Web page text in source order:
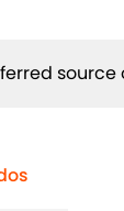
source